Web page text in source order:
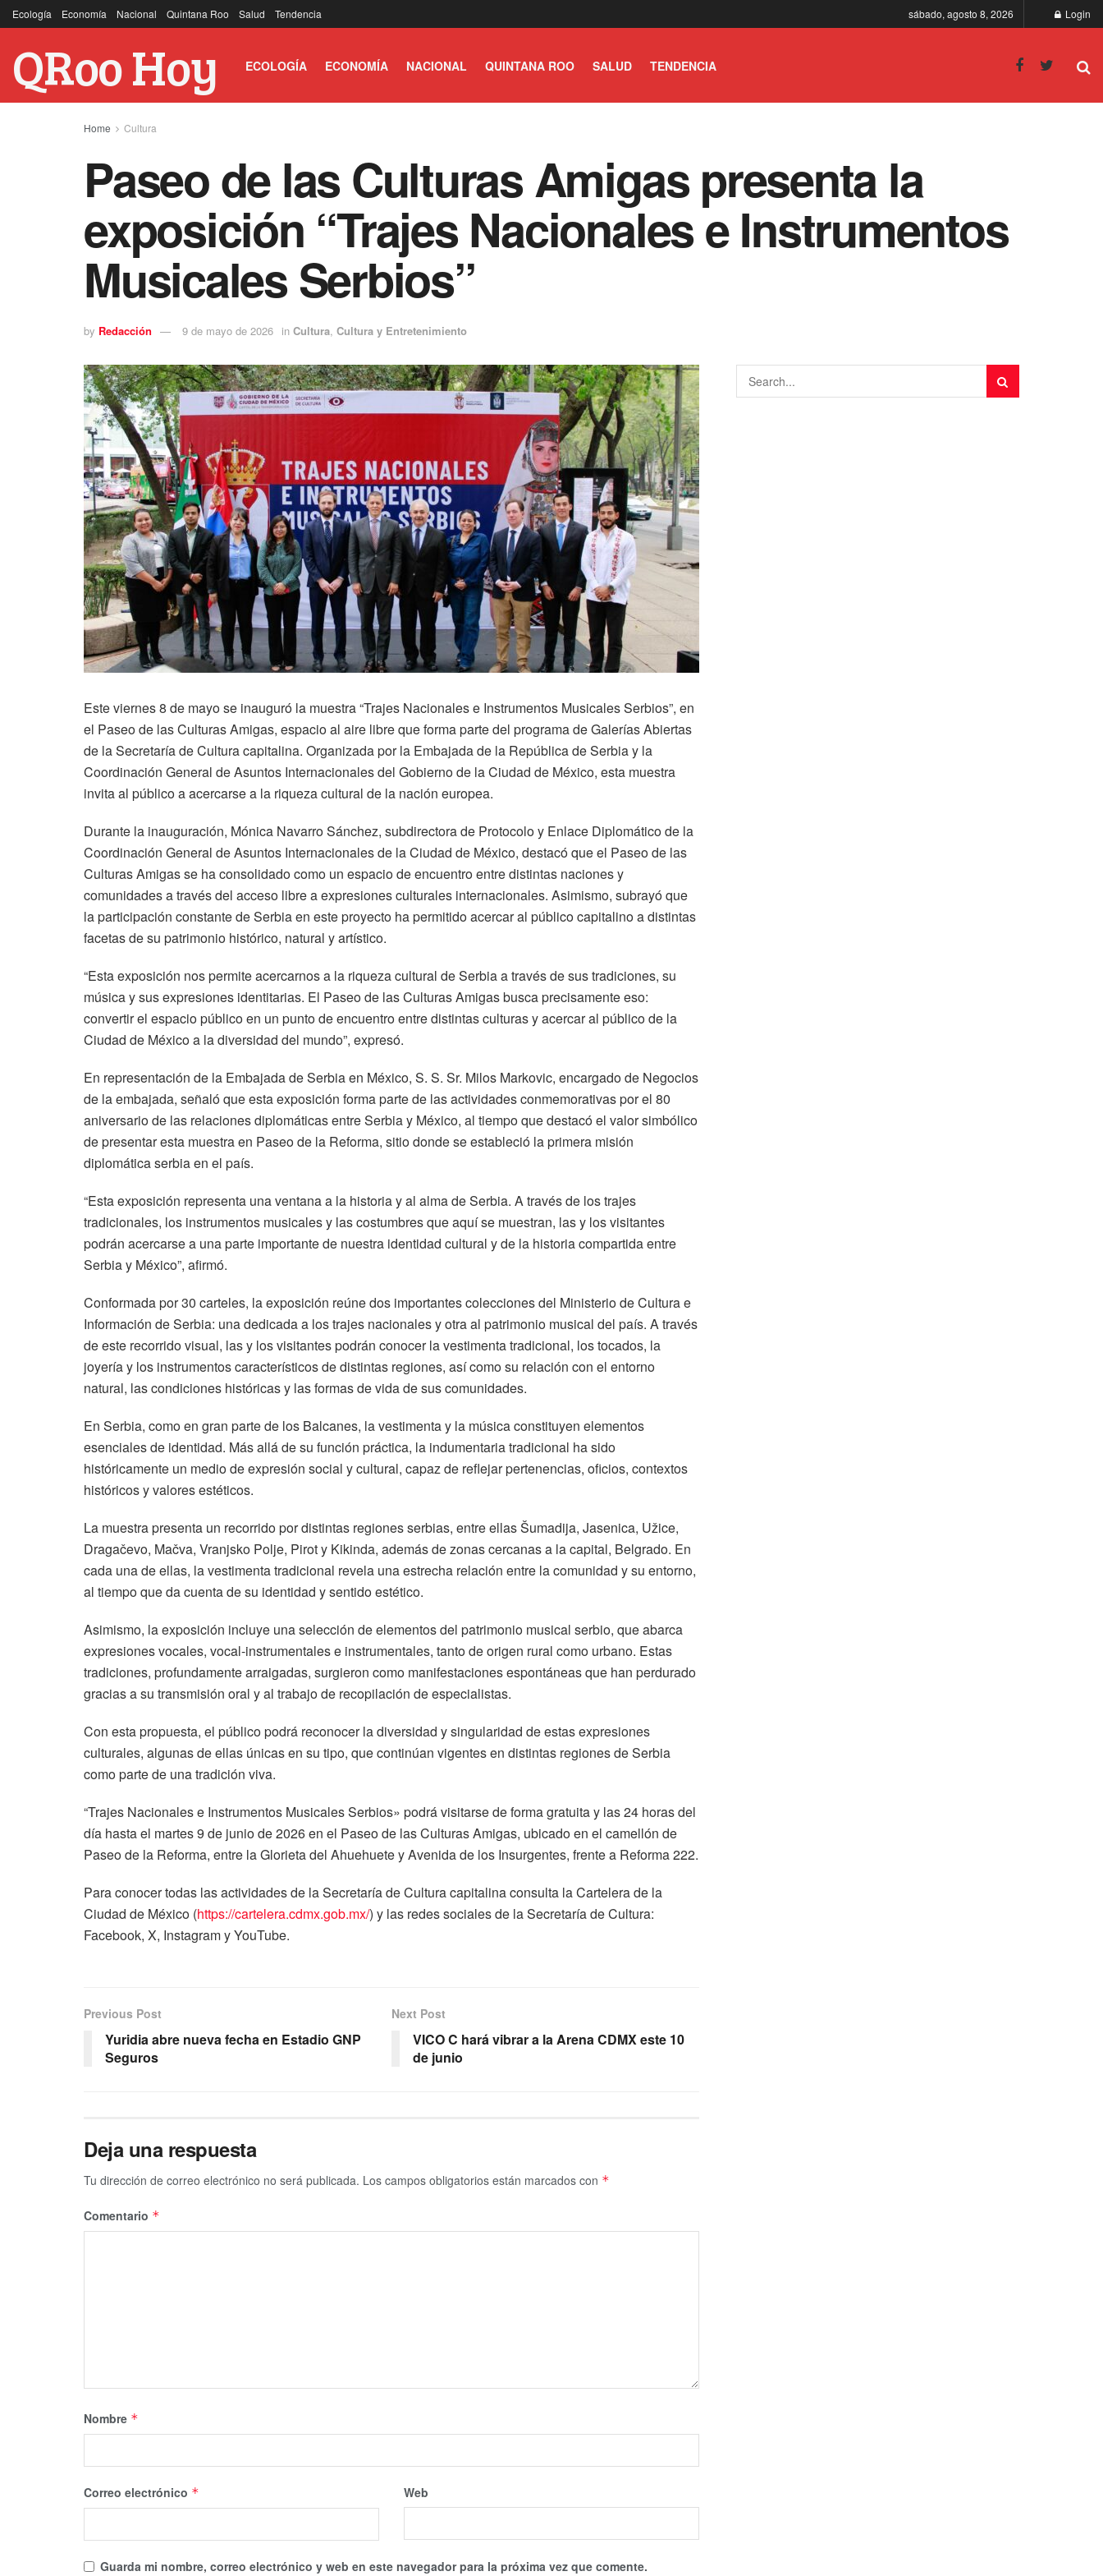
Ecología Economía Nacional Quintana Roo Salud Tendencia sábado, agosto 8, 2026 Login
QRoo Hoy ECOLOGÍA ECONOMÍA NACIONAL QUINTANA ROO SALUD TENDENCIA
Home Cultura
Paseo de las Culturas Amigas presenta la
exposición “Trajes Nacionales e Instrumentos
Musicales Serbios”
by Redacción 9 de mayo de 2026 in Cultura, Cultura y Entretenimiento
Este viernes 8 de mayo se inauguró la muestra “Trajes Nacionales e Instrumentos Musicales Serbios”, en
el Paseo de las Culturas Amigas, espacio al aire libre que forma parte del programa de Galerías Abiertas
de la Secretaría de Cultura capitalina. Organizada por la Embajada de la República de Serbia y la
Coordinación General de Asuntos Internacionales del Gobierno de la Ciudad de México, esta muestra
invita al público a acercarse a la riqueza cultural de la nación europea.
Durante la inauguración, Mónica Navarro Sánchez, subdirectora de Protocolo y Enlace Diplomático de la
Coordinación General de Asuntos Internacionales de la Ciudad de México, destacó que el Paseo de las
Culturas Amigas se ha consolidado como un espacio de encuentro entre distintas naciones y
comunidades a través del acceso libre a expresiones culturales internacionales. Asimismo, subrayó que
la participación constante de Serbia en este proyecto ha permitido acercar al público capitalino a distintas
facetas de su patrimonio histórico, natural y artístico.
“Esta exposición nos permite acercarnos a la riqueza cultural de Serbia a través de sus tradiciones, su
música y sus expresiones identitarias. El Paseo de las Culturas Amigas busca precisamente eso:
convertir el espacio público en un punto de encuentro entre distintas culturas y acercar al público de la
Ciudad de México a la diversidad del mundo”, expresó.
En representación de la Embajada de Serbia en México, S. S. Sr. Milos Markovic, encargado de Negocios
de la embajada, señaló que esta exposición forma parte de las actividades conmemorativas por el 80
aniversario de las relaciones diplomáticas entre Serbia y México, al tiempo que destacó el valor simbólico
de presentar esta muestra en Paseo de la Reforma, sitio donde se estableció la primera misión
diplomática serbia en el país.
“Esta exposición representa una ventana a la historia y al alma de Serbia. A través de los trajes
tradicionales, los instrumentos musicales y las costumbres que aquí se muestran, las y los visitantes
podrán acercarse a una parte importante de nuestra identidad cultural y de la historia compartida entre
Serbia y México”, afirmó.
Conformada por 30 carteles, la exposición reúne dos importantes colecciones del Ministerio de Cultura e
Información de Serbia: una dedicada a los trajes nacionales y otra al patrimonio musical del país. A través
de este recorrido visual, las y los visitantes podrán conocer la vestimenta tradicional, los tocados, la
joyería y los instrumentos característicos de distintas regiones, así como su relación con el entorno
natural, las condiciones históricas y las formas de vida de sus comunidades.
En Serbia, como en gran parte de los Balcanes, la vestimenta y la música constituyen elementos
esenciales de identidad. Más allá de su función práctica, la indumentaria tradicional ha sido
históricamente un medio de expresión social y cultural, capaz de reflejar pertenencias, oficios, contextos
históricos y valores estéticos.
La muestra presenta un recorrido por distintas regiones serbias, entre ellas Šumadija, Jasenica, Užice,
Dragačevo, Mačva, Vranjsko Polje, Pirot y Kikinda, además de zonas cercanas a la capital, Belgrado. En
cada una de ellas, la vestimenta tradicional revela una estrecha relación entre la comunidad y su entorno,
al tiempo que da cuenta de su identidad y sentido estético.
Asimismo, la exposición incluye una selección de elementos del patrimonio musical serbio, que abarca
expresiones vocales, vocal-instrumentales e instrumentales, tanto de origen rural como urbano. Estas
tradiciones, profundamente arraigadas, surgieron como manifestaciones espontáneas que han perdurado
gracias a su transmisión oral y al trabajo de recopilación de especialistas.
Con esta propuesta, el público podrá reconocer la diversidad y singularidad de estas expresiones
culturales, algunas de ellas únicas en su tipo, que continúan vigentes en distintas regiones de Serbia
como parte de una tradición viva.
“Trajes Nacionales e Instrumentos Musicales Serbios» podrá visitarse de forma gratuita y las 24 horas del
día hasta el martes 9 de junio de 2026 en el Paseo de las Culturas Amigas, ubicado en el camellón de
Paseo de la Reforma, entre la Glorieta del Ahuehuete y Avenida de los Insurgentes, frente a Reforma 222.
Para conocer todas las actividades de la Secretaría de Cultura capitalina consulta la Cartelera de la
Ciudad de México (https://cartelera.cdmx.gob.mx/) y las redes sociales de la Secretaría de Cultura:
Facebook, X, Instagram y YouTube.
Previous Post
Yuridia abre nueva fecha en Estadio GNP
Seguros
Next Post
VICO C hará vibrar a la Arena CDMX este 10
de junio
Deja una respuesta
Tu dirección de correo electrónico no será publicada. Los campos obligatorios están marcados con *
Comentario *
Nombre *
Correo electrónico * Web
Guarda mi nombre, correo electrónico y web en este navegador para la próxima vez que comente.